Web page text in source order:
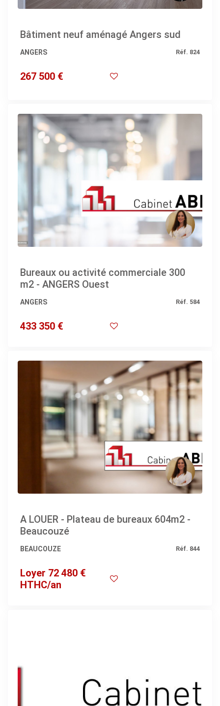
Bâtiment neuf aménagé Angers sud
ANGERS Réf. 824
267 500 €
Bureaux ou activité commerciale 300
m2 - ANGERS Ouest
ANGERS Réf. 584
433 350 €
A LOUER - Plateau de bureaux 604m2 -
Beaucouzé
BEAUCOUZE Réf. 844
Loyer 72 480 €
HTHC/an